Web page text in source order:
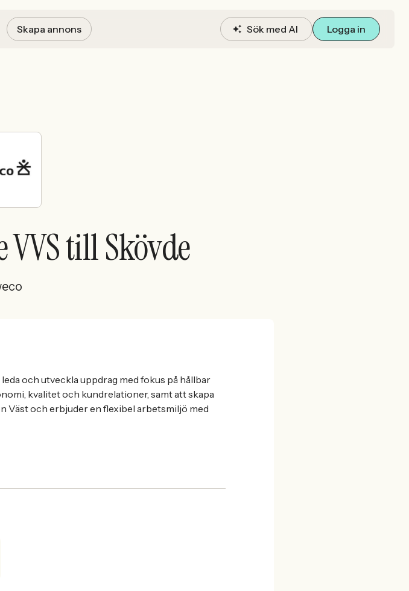
Skapa annons Sök med AI Logga in
till Skövde
och utveckla uppdrag med fokus på hållbar
kvalitet och kundrelationer, samt att skapa
Väst och erbjuder en flexibel arbetsmiljö med